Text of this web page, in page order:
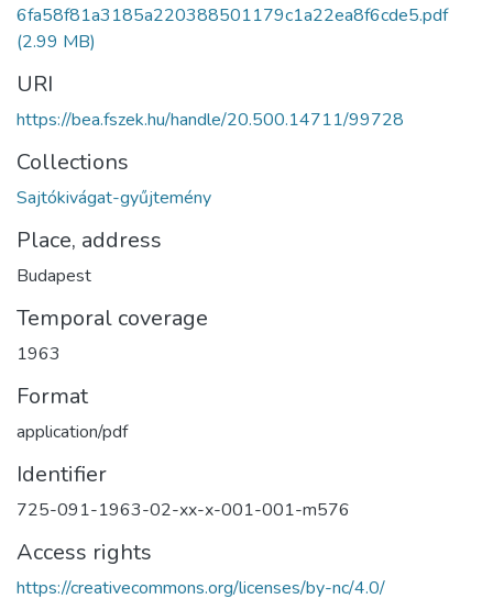
6fa58f81a3185a220388501179c1a22ea8f6cde5.pdf
(2.99 MB)
URI
https://bea.fszek.hu/handle/20.500.14711/99728
Collections
Sajtókivágat-gyűjtemény
Place, address
Budapest
Temporal coverage
1963
Format
application/pdf
Identifier
725-091-1963-02-xx-x-001-001-m576
Access rights
https://creativecommons.org/licenses/by-nc/4.0/